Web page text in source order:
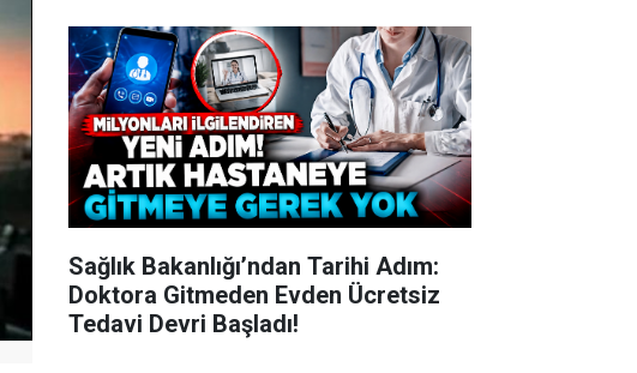
Sağlık Bakanlığı’ndan Tarihi Adım:
Doktora Gitmeden Evden Ücretsiz
Tedavi Devri Başladı!